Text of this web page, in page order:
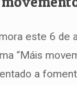
este 6 de
“Máis
a